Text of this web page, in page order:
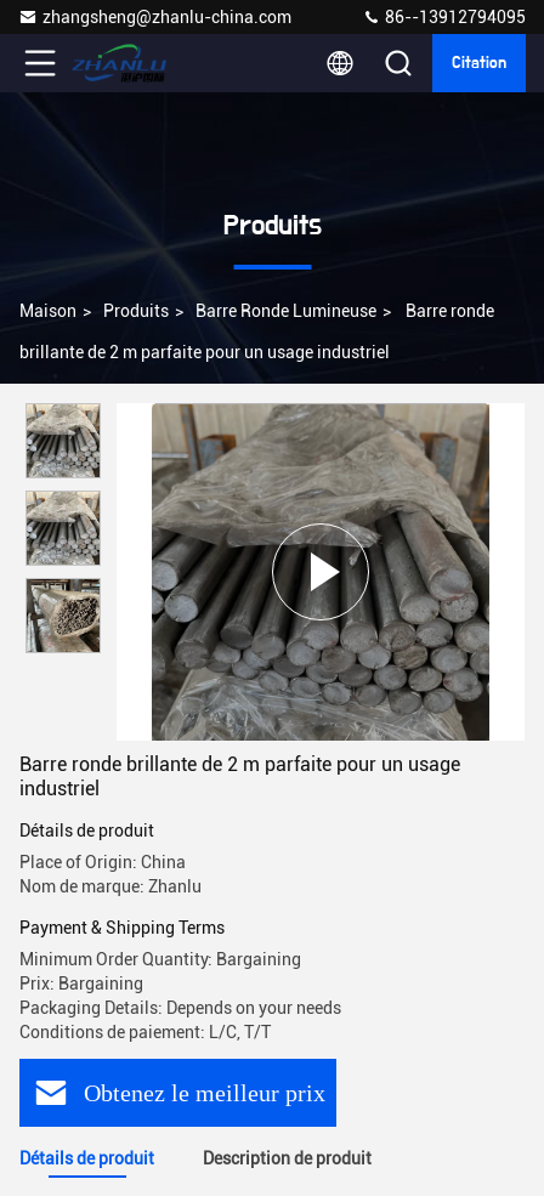
zhangsheng@zhanlu-china.com 86--13912794095
Citation
Produits
Maison > Produits > Barre Ronde Lumineuse > Barre ronde
brillante de 2 m parfaite pour un usage industriel
Barre ronde brillante de 2 m parfaite pour un usage
industriel
Détails de produit
Place of Origin: China
Nom de marque: Zhanlu
Payment & Shipping Terms
Minimum Order Quantity: Bargaining
Prix: Bargaining
Packaging Details: Depends on your needs
Conditions de paiement: L/C, T/T
Obtenez le meilleur prix
Détails de produit Description de produit